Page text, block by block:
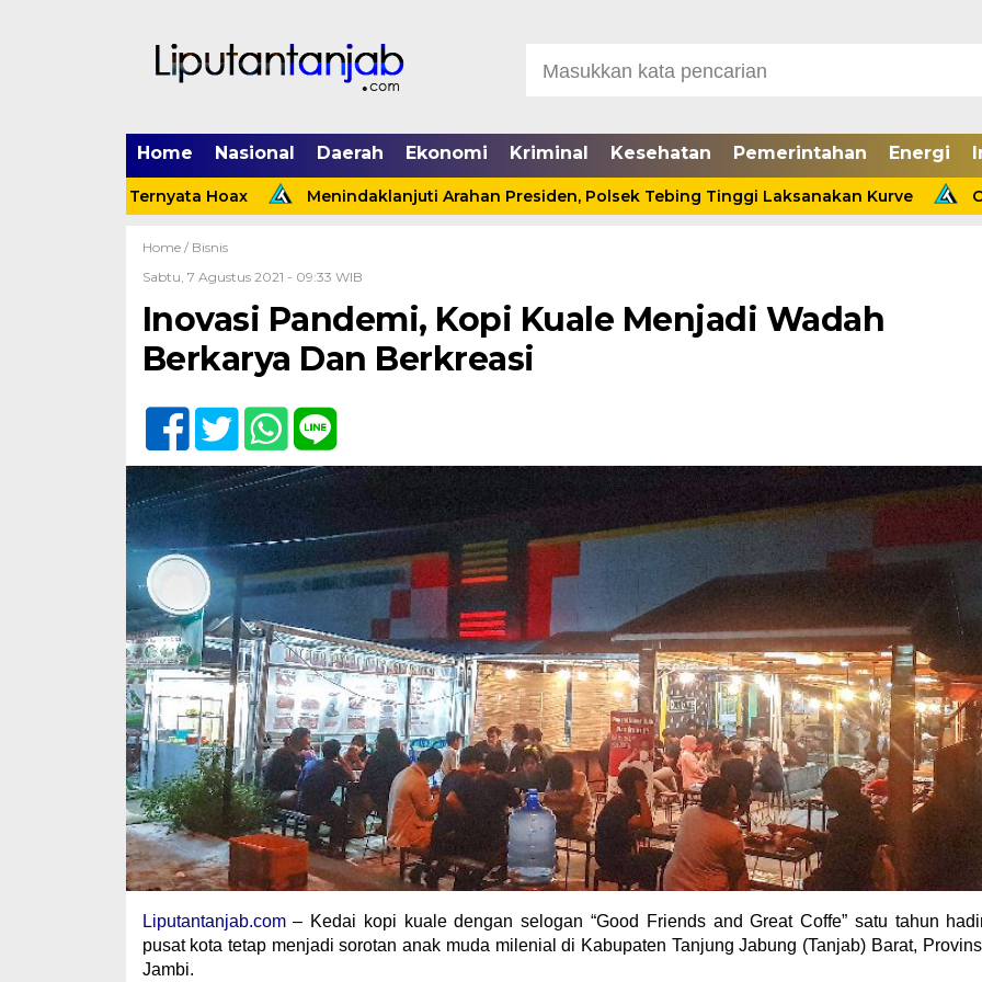
Home Nasional Daerah Ekonomi Kriminal Kesehatan Pemerintahan Energi
Ternyata Hoax Menindaklanjuti Arahan Presiden, Polsek Tebing Tinggi Laksanakan Kurve Cinta
Home / Bisnis
Sabtu, 7 Agustus 2021 - 09:33 WIB
Inovasi Pandemi, Kopi Kuale Menjadi Wadah
Berkarya Dan Berkreasi
Liputantanjab.com– Kedai kopi kuale dengan selogan “Good Friends and Great Coffe” satu tahun
pusat kota tetap menjadi sorotan anak muda milenial di Kabupaten Tanjung Jabung (Tanjab) Barat,
Jambi.